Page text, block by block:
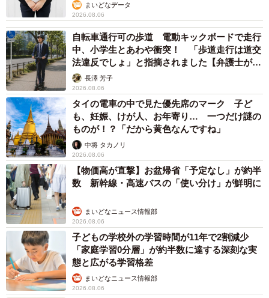
ぞれ。派手なケンカをしても夫婦だけでわかり合える何か
があれば続くのかも。売られた言葉をついつい買ってしま
い、ヒートアップしてしまうみなさん、怒りに対して逆ギ
レという反撃に合う可能性があります。とりあえず、謎の
微笑みの練習を！
■トリッシュさんTwitter @ torish935
まいどなデータ
2026.08.06
自転車通行可の歩道 電動キックボードで走行
中、小学生とあわや衝突！ 「歩道走行は道交
法違反でしょ」と指摘されました【弁護士が解
説】長澤 芳子
2026.08.06
タイの電車の中で見た優先席のマーク 子ど
も、妊娠、けが人、お年寄り… 一つだけ謎の
ものが！？「だから黄色なんですね」
中将 タカノリ
2026.08.06
【物価高が直撃】お盆帰省「予定なし」が約半
数 新幹線・高速バスの「使い分け」が鮮明に
まいどなニュース情報部
2026.08.06
子どもの学校外の学習時間が11年で2割減少
「家庭学習0分層」が約半数に達する深刻な実
態と広がる学習格差
まいどなニュース情報部
2026.08.06